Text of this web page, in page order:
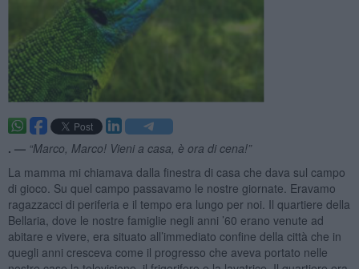
. — “Marco, Marco! Vieni a casa, è ora di cena!”
La mamma mi chiamava dalla finestra di casa che dava sul campo
di gioco. Su quel campo passavamo le nostre giornate. Eravamo
ragazzacci di periferia e il tempo era lungo per noi. Il quartiere della
Bellaria, dove le nostre famiglie negli anni ’60 erano venute ad
abitare e vivere, era situato all’immediato confine della città che in
quegli anni cresceva come il progresso che aveva portato nelle